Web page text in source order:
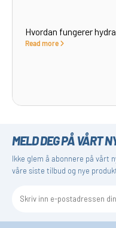
Hvordan fungerer
Read more
MELD DEG PÅ VÅRT
Ikke glem å abonnere på vårt
våre siste tilbud og nye